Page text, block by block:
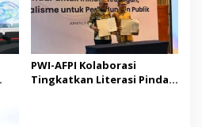
PWI-AFPI Kolaborasi
Tingkatkan Literasi Pindar,